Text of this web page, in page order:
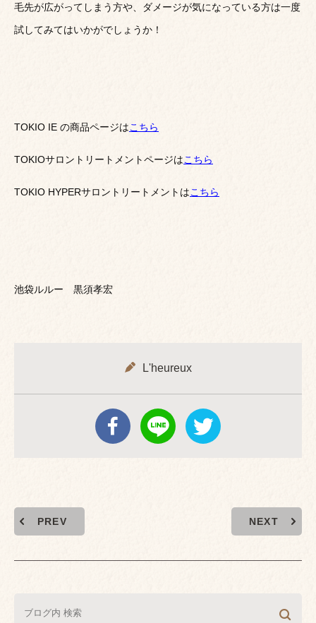
毛先が広がってしまう方や、ダメージが気になっている方は一度
試してみてはいかがでしょうか！
TOKIO IE の商品ページはこちら
TOKIOサロントリートメントページはこちら
TOKIO HYPERサロントリートメントはこちら
池袋ルルー 黒須孝宏
L'heureux
PREV NEXT